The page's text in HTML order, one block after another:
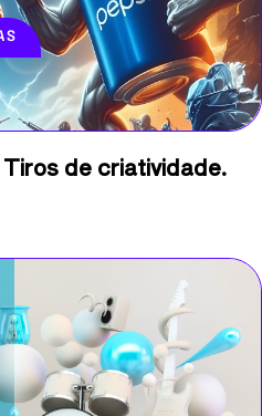
de criatividade.